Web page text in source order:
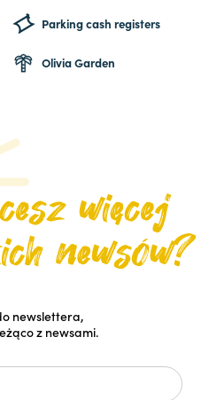
Parking cash registers
Olivia Garden
newslettera,
z newsami.